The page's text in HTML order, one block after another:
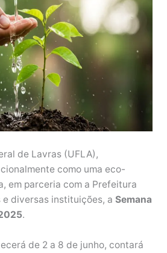
de Lavras (UFLA),
como uma eco-
em parceria com a Prefeitura
diversas instituições, a Semana
.
de 2 a 8 de junho, contará